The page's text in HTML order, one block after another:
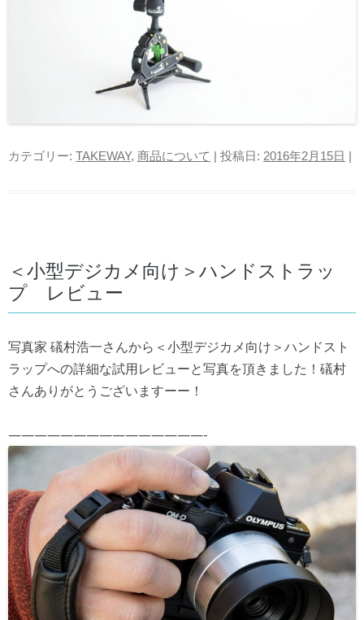
カテゴリー: TAKEWAY, 商品について | 投稿日: 2016年2月15日
＜小型デジカメ向け＞ハンドストラッ
プ レビュー
写真家 礒村浩一さんから＜小型デジカメ向け＞ハンドスト
ラップへの詳細な試用レビューと写真を頂きました！礒村
さんありがとうございますーー！
———————————————-